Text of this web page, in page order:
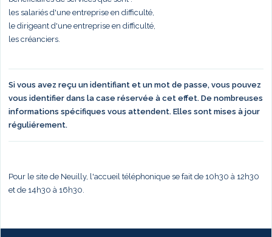
les salariés d'une entreprise en difficulté,
le dirigeant d'une entreprise en difficulté,
les créanciers.
Si vous avez reçu un identifiant et un mot de passe, vous pouvez
vous identifier dans la case réservée à cet effet. De nombreuses
informations spécifiques vous attendent. Elles sont mises à jour
réguliérement.
Pour le site de Neuilly, l'accueil téléphonique se fait de 10h30 à 12h30
et de 14h30 à 16h30.